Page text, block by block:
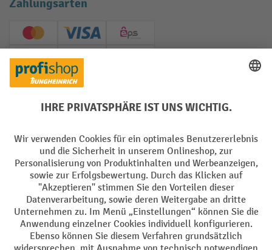
Zahlungsarten
Creditcard (Master)Creditcard (Visa)
EPS
PayPal
Soziale Netzwerke
Impressum Datenschutz
Barrierefreiheit Privacy Settings
Alle Preise exkl. gesetzl. Mehrwertsteuer zzgl.Versandkostenund ggf.